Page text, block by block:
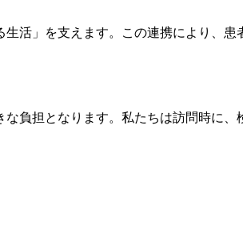
活」を支えます。この連携により、患
負担となります。私たちは訪問時に、